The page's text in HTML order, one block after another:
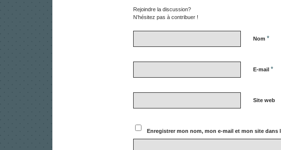
Rejoindre la discussion?
N’hésitez pas à contribuer !
Nom *
E-mail *
Site web
Enregistrer mon nom, mon e-mail et mon site